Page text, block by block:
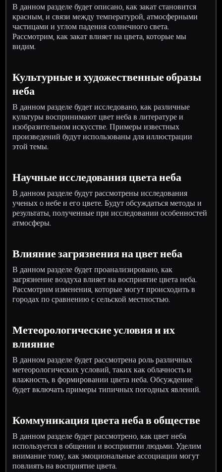
В данном разделе будет описано, как закат становится
красным, и связи между температурой, атмосферными
частицами и углом падения солнечного света.
Рассмотрим, как закат влияет на цвета, которые мы
видим.
Культурные и художественные образы
неба
В данном разделе будет исследовано, как различные
культуры воспринимают цвет неба в литературе и
изобразительном искусстве. Примеры известных
произведений будут использованы для иллюстрации
этой темы.
Научные исследования цвета неба
В данном разделе будут рассмотрены исследования
ученых о небе и его цвете. Будут обсуждаться методы и
результаты, полученные при исследовании особенностей
атмосферы.
Влияние загрязнения на цвет неба
В данном разделе будет проанализировано, как
загрязнение воздуха влияет на восприятие цвета неба.
Рассмотрим изменения, которые могут происходить в
городах по сравнению с сельской местностью.
Метеорологические условия и их
влияние
В данном разделе будет рассмотрена роль различных
метеорологических условий, таких как облачность и
влажность, в формировании цвета неба. Обсуждение
будет включать примеры типичных погодных явлений.
Коммуникация цвета неба в обществе
В данном разделе будет рассмотрено, как цвет неба
используется в общении и восприятии людьми. Уделим
внимание тому, как эмоциональные ассоциации могут
повлиять на восприятие цвета.